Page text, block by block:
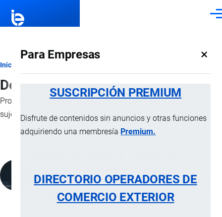
Para Empresas ×
SUSCRIPCIÓN PREMIUM
Disfrute de contenidos sin anuncios y otras funciones
adquiriendo una membresía Premium.
DIRECTORIO OPERADORES DE
COMERCIO EXTERIOR
Ruta
de
navegación
Inicio
Despacho Aduanero
Proceso administrativo al cual se someten las mercancías
sujetas alcontrol aduanero .
modernizar y agilizar la aduana en
Ecuador